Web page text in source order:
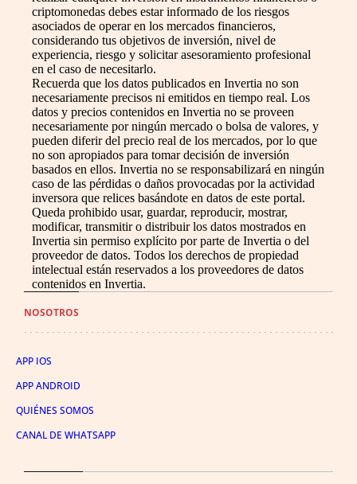
criptomonedas debes estar informado de los riesgos
asociados de operar en los mercados financieros,
considerando tus objetivos de inversión, nivel de
experiencia, riesgo y solicitar asesoramiento profesional
en el caso de necesitarlo.
Recuerda que los datos publicados en Invertia no son
necesariamente precisos ni emitidos en tiempo real. Los
datos y precios contenidos en Invertia no se proveen
necesariamente por ningún mercado o bolsa de valores, y
pueden diferir del precio real de los mercados, por lo que
no son apropiados para tomar decisión de inversión
basados en ellos. Invertia no se responsabilizará en ningún
caso de las pérdidas o daños provocadas por la actividad
inversora que relices basándote en datos de este portal.
Queda prohibido usar, guardar, reproducir, mostrar,
modificar, transmitir o distribuir los datos mostrados en
Invertia sin permiso explícito por parte de Invertia o del
proveedor de datos. Todos los derechos de propiedad
intelectual están reservados a los proveedores de datos
contenidos en Invertia.
NOSOTROS
APP IOS
APP ANDROID
QUIÉNES SOMOS
CANAL DE WHATSAPP